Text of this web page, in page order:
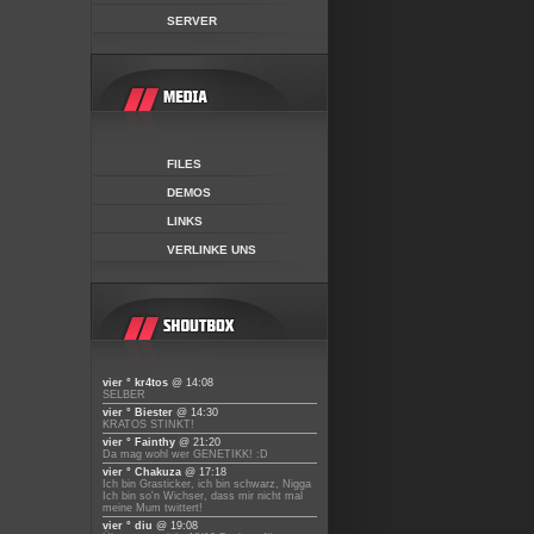
SERVER
FILES
DEMOS
LINKS
VERLINKE UNS
vier ° kr4tos @ 14:08
SELBER
vier ° Biester @ 14:30
KRATOS STINKT!
vier ° Fainthy @ 21:20
Da mag wohl wer GENETIKK! :D
vier ° Chakuza @ 17:18
Ich bin Grasticker, ich bin schwarz, Nigga
Ich bin so'n Wichser, dass mir nicht mal
meine Mum twittert!
vier ° diu @ 19:08